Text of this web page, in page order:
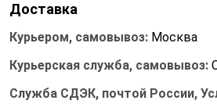
Доставка
Курьером, самовывоз: Москва
Курьерская служба, самовывоз:
Служба СДЭК, почтой России,